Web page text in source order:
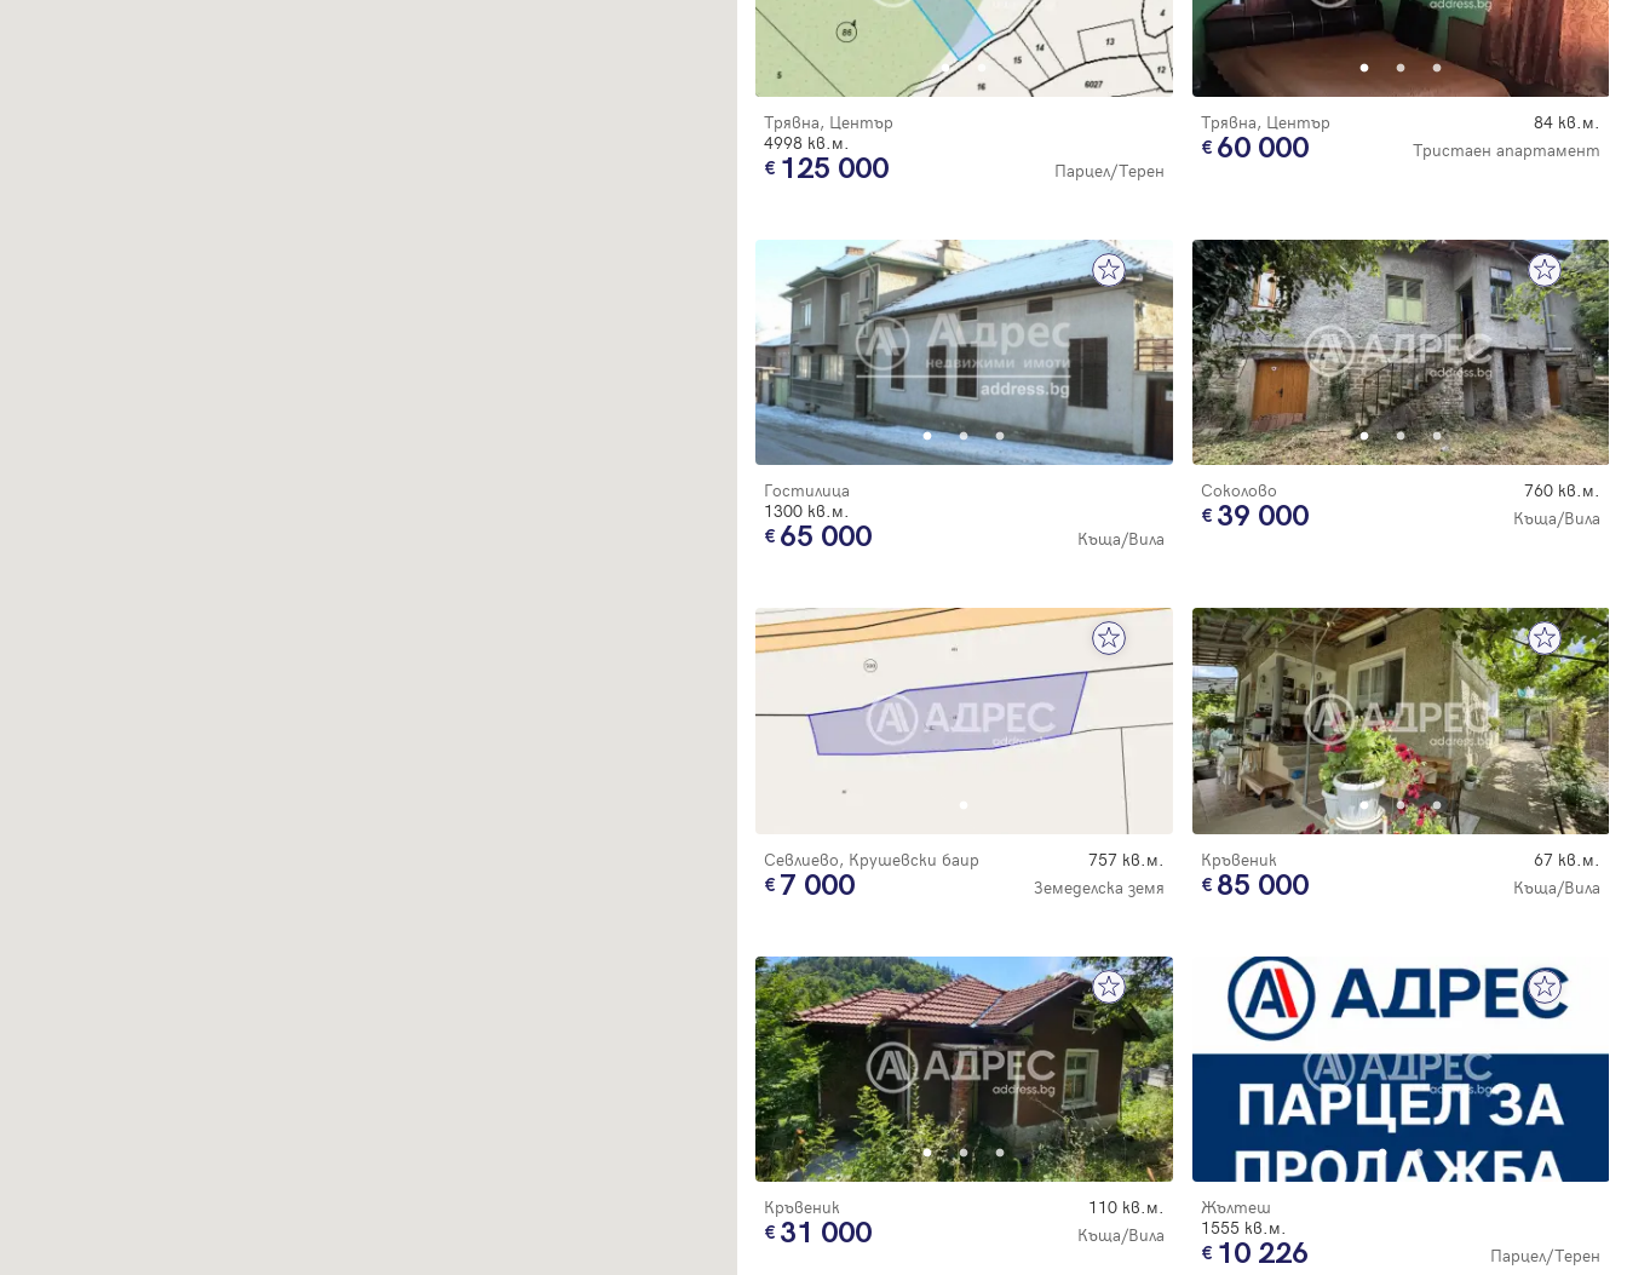
Трявна, Център
4998 кв.м.
125 000 Парцел/Терен
Трявна, Център 84 кв.м.
60 000 Тристаен апартамент
Гостилица
1300 кв.м.
65 000 Къща/Вила
Соколово 760 кв.м.
39 000 Къща/Вила
Севлиево, Крушевски баир 757 кв.м.
7 000 Земеделска земя
Кръвеник 67 кв.м.
85 000 Къща/Вила
Кръвеник 110 кв.м.
31 000 Къща/Вила
Жълтеш
1555 кв.м.
10 226 Парцел/Терен